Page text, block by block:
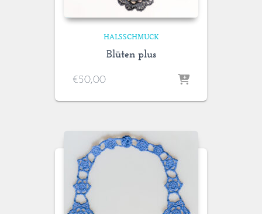
HALSSCHMUCK
Blüten plus
€50,00